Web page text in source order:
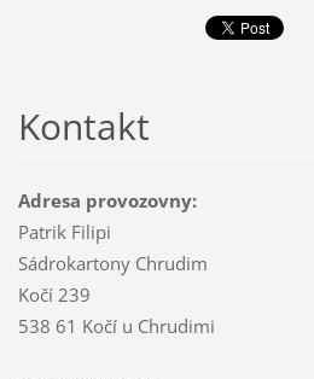
Kontakt
Adresa provozovny:
Patrik Filipi
Sádrokartony Chrudim
Kočí 239
538 61 Kočí u Chrudimi